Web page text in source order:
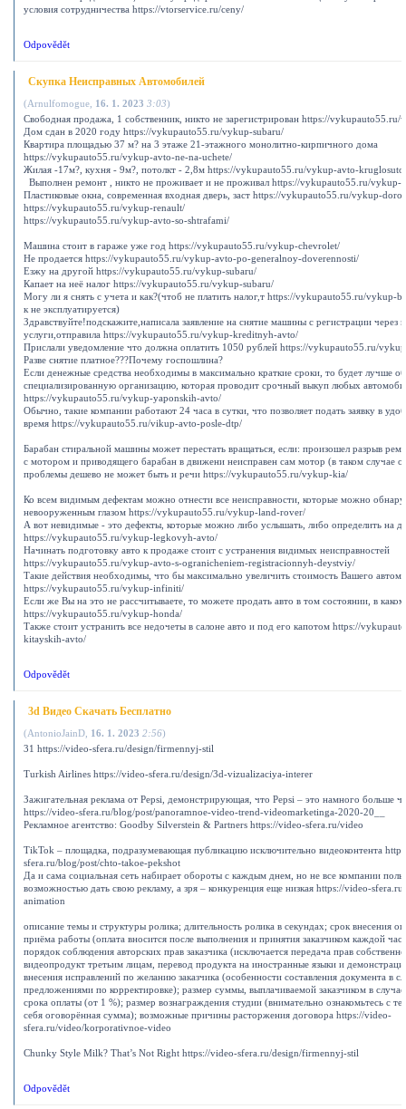
условия сотрудничества https://vtorservice.ru/ceny/
Odpovědět
Скупка Неисправных Автомобилей
(Arnulfomogue 16. 1. 2023 3:03)
Свободная продажа, 1 собственник, никто не зарегистрирован https://
Дом сдан в 2020 году https://vykupauto55.ru/vykup-subaru/
Квартира площадью 37 м? на 3 этаже 21-этажного монолитно-кирпичного дома
https://vykupauto55.ru/vykup-avto-ne-na-uchete/
Жилая -17м?, кухня - 9м?, потолкт - 2,8м https://vykupauto55.ru/vykup-avto-
Выполнен ремонт , никто не проживает и не проживал https://vykupauto55.ru/vykup-
Пластиковые окна, современная входная дверь, заст https://vykupauto55.ru/vykup-
https://vykupauto55.ru/vykup-renault/
https://vykupauto55.ru/vykup-avto-so-shtrafami/
Машина стоит в гараже уже год https://vykupauto55.ru/vykup-chevrolet/
Не продается https://vykupauto55.ru/vykup-avto-po-generalnoy-doverennosti/
Езжу на другой https://vykupauto55.ru/vykup-subaru/
Капает на неё налог https://vykupauto55.ru/vykup-subaru/
Могу ли я снять с учета и как?(чтоб не платить налог,т https://vykupauto55.ru/vykup-
к не эксплуатируется)
Здравствуйте!подскажите,написала заявление на снятие машины с регистрации через
услуги,отправила https://vykupauto55.ru/vykup-kreditnyh-avto/
Прислали уведомление что должна оплатить 1050 рублей https://vykupauto55.ru/
Разве снятие платное???Почему госпошлина?
Если денежные средства необходимы в максимально краткие сроки, то будет лучше
специализированную организацию, которая проводит срочный выкуп любых
https://vykupauto55.ru/vykup-yaponskih-avto/
Обычно, такие компании работают 24 часа в сутки, что позволяет подать заявку в
время https://vykupauto55.ru/vikup-avto-posle-dtp/
Барабан стиральной машины может перестать вращаться, если: произошел разрыв
с мотором и приводящего барабан в движени неисправен сам мотор (в таком случае
проблемы дешево не может быть и речи https://vykupauto55.ru/vykup-kia/
Ко всем видимым дефектам можно отнести все неисправности, которые можно
невооруженным глазом https://vykupauto55.ru/vykup-land-rover/
А вот невидимые - это дефекты, которые можно либо услышать, либо определить на
https://vykupauto55.ru/vykup-legkovyh-avto/
Начинать подготовку авто к продаже стоит с устранения видимых неисправностей
https://vykupauto55.ru/vykup-avto-s-ogranicheniem-registracionnyh-deystviy/
Такие действия необходимы, что бы максимально увеличить стоимость Вашего
https://vykupauto55.ru/vykup-infiniti/
Если же Вы на это не рассчитываете, то можете продать авто в том состоянии, в
https://vykupauto55.ru/vykup-honda/
Также стоит устранить все недочеты в салоне авто и под его капотом https://
kitayskih-avto/
Odpovědět
3d Видео Скачать Бесплатно
(AntonioJainD 16. 1. 2023 2:56)
31 https://video-sfera.ru/design/firmennyj-stil
Turkish Airlines https://video-sfera.ru/design/3d-vizualizaciya-interer
Зажигательная реклама от Pepsi, демонстрирующая, что Pepsi – это намного больше
https://video-sfera.ru/blog/post/panoramnoe-video-trend-videomarketinga-2020-20__
Рекламное агентство: Goodby Silverstein & Partners https://video-sfera.ru/video
TikTok – площадка, подразумевающая публикацию исключительно видеоконтента
sfera.ru/blog/post/chto-takoe-pekshot
Да и сама социальная сеть набирает обороты с каждым днем, но не все компании
возможностью дать свою рекламу, а зря – конкуренция еще низкая https://video-
animation
описание темы и структуры ролика; длительность ролика в секундах; срок внесения
приёма работы (оплата вносится после выполнения и принятия заказчиком каждой
порядок соблюдения авторских прав заказчика (исключается передача прав
видеопродукт третьим лицам, перевод продукта на иностранные языки и
внесения исправлений по желанию заказчика (особенности составления документа в
предложениями по корректировке); размер суммы, выплачиваемой заказчиком в
срока оплаты (от 1 %); размер вознаграждения студии (внимательно ознакомьтесь с
себя оговорённая сумма); возможные причины расторжения договора https://video-
sfera.ru/video/korporativnoe-video
Chunky Style Milk? That’s Not Right https://video-sfera.ru/design/firmennyj-stil
Odpovědět